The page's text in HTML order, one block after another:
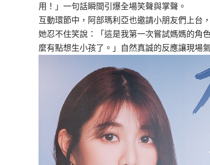
用！」一句話瞬間引爆全場笑聲與掌聲。
互動環節中，阿部瑪利亞也邀請小朋友們上台
她忍不住笑說：「這是我第一次嘗試媽媽的角
麼有點想生小孩了。」自然真誠的反應讓現場